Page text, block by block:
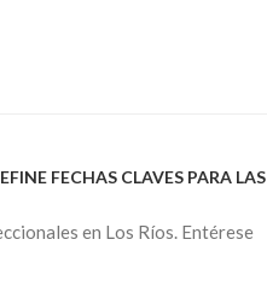
FECHAS CLAVES PARA LAS
en Los Ríos. Entérese